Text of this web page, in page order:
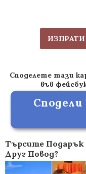
ИЗПРАТИ
Споделете тази
във
Сподели
Търсите
Друг Повод?